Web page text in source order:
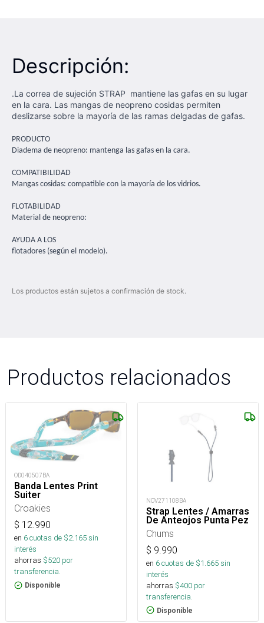
Descripción:
.La correa de sujeción STRAP mantiene las gafas en su lugar
en la cara. Las mangas de neopreno cosidas permiten
deslizarse sobre la mayoría de las ramas delgadas de gafas.
PRODUCTO
Diadema de neopreno: mantenga las gafas en la cara.
COMPATIBILIDAD
Mangas cosidas: compatible con la mayoría de los vidrios.
FLOTABILIDAD
Material de neopreno:
AYUDA A LOS
flotadores (según el modelo).
Los productos están sujetos a confirmación de stock.
Productos relacionados
OD040507BA
Banda Lentes Print
Suiter
Croakies
$ 12.990
en 6cuotas de $2.165sin
interés
ahorras $520 por
transferencia.
Disponible
NOV271108BA
Strap Lentes / Amarras
De Anteojos Punta Pez
Chums
$ 9.990
en 6cuotas de $1.665sin
interés
ahorras $400 por
transferencia.
Disponible